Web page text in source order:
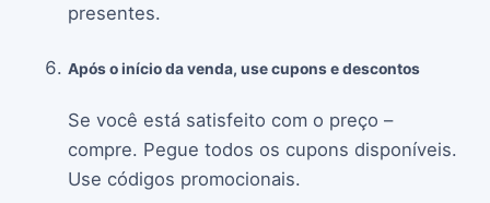
presentes.
Após o início da venda, use cupons e descontos
Se você está satisfeito com o preço –
compre. Pegue todos os cupons disponíveis.
Use códigos promocionais.